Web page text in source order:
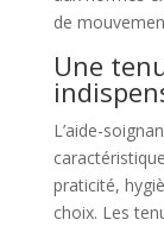
de
Une
L’aide-
praticité,
choix. Les